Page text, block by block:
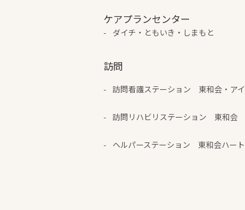
ケアプランセンター
ダイチ・ともいき・しまもと
訪問
訪問看護ステーション 東和会・アイ
訪問リハビリステーション 東和会
ヘルパーステーション 東和会ハート